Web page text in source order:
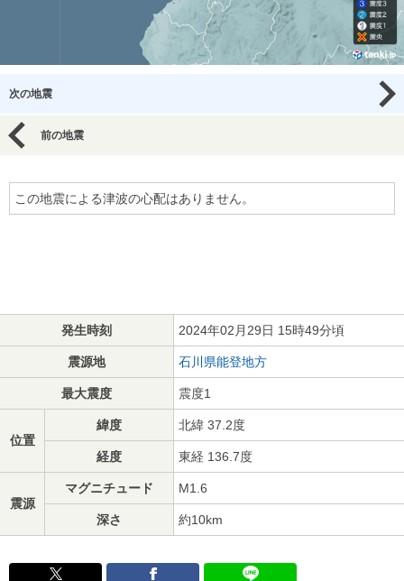
次の地震
前の地震
この地震による津波の心配はありません。
発生時刻 2024年02月29日 15時49分頃
震源地 石川県能登地方
最大震度 震度1
位置
緯度 北緯 37.2度
経度 東経 136.7度
震源
マグニチュード M1.6
深さ 約10km